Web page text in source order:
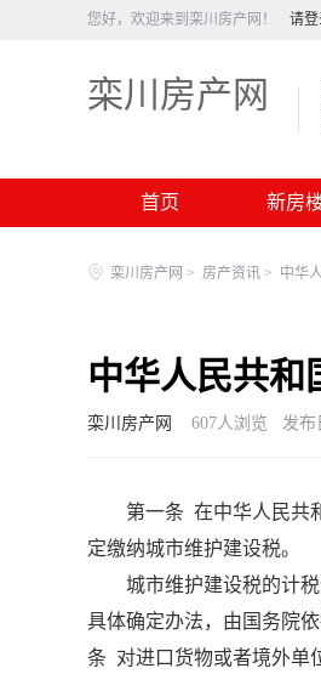
您好，欢迎来到栾川房产网！ 请
栾川房产网
首页 新房
栾川房产网 > 房产资讯 > 中华
中华人民共和
栾川房产网 607人浏览 发布
第一条 在中华人民共和
定缴纳城市维护建设税。
城市维护建设税的计税
具体确定办法，由国务院
条 对进口货物或者境外单